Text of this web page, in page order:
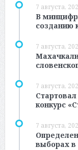
7 августа,
В
созданию
7 августа,
7 августа,
конкурс
7 августа,
выборах в